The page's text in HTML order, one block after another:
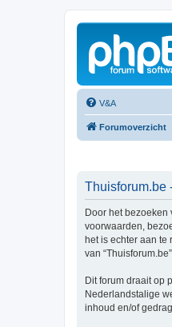
V&A
Forumoverzicht
Thuisforum.be
Door het bezoeken
voorwaarden,
het is echter aan
van
Dit forum draait op
Nederlandstalige
inhoud en/of